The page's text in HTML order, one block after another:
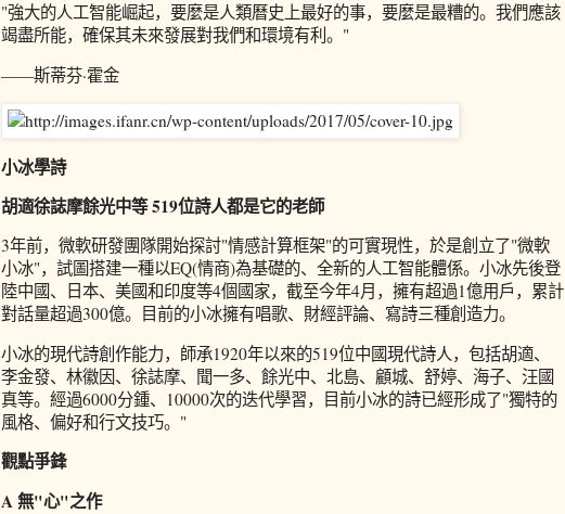
"強大的人工智能崛起，要麼是人類曆史上最好的事，要麼是最糟的。我們應該
竭盡所能，確保其未來發展對我們和環境有利。"
——斯蒂芬·霍金
小冰學詩
胡適徐誌摩餘光中等 519位詩人都是它的老師
3年前，微軟研發團隊開始探討"情感計算框架"的可實現性，於是創立了"微軟
小冰"，試圖搭建一種以EQ(情商)為基礎的、全新的人工智能體係。小冰先後登
陸中國、日本、美國和印度等4個國家，截至今年4月，擁有超過1億用戶，累計
對話量超過300億。目前的小冰擁有唱歌、財經評論、寫詩三種創造力。
小冰的現代詩創作能力，師承1920年以來的519位中國現代詩人，包括胡適、
李金發、林徽因、徐誌摩、聞一多、餘光中、北島、顧城、舒婷、海子、汪國
真等。經過6000分鍾、10000次的迭代學習，目前小冰的詩已經形成了"獨特的
風格、偏好和行文技巧。"
觀點爭鋒
A 無"心"之作